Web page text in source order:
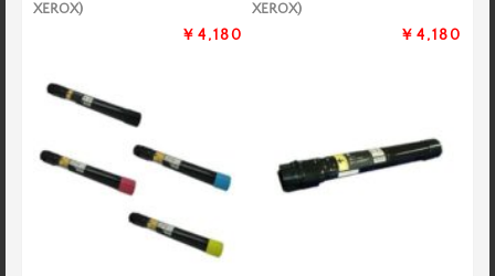
XEROX)
￥4,180
XEROX)
￥4,180